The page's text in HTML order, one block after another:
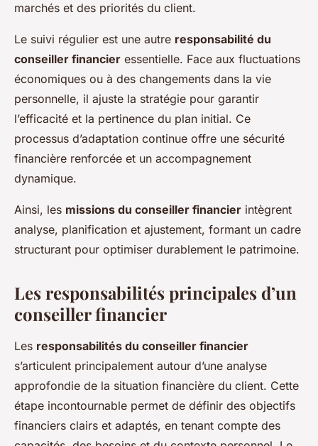
marchés et des priorités du client.
Le suivi régulier est une autre responsabilité du
conseiller financier essentielle. Face aux fluctuations
économiques ou à des changements dans la vie
personnelle, il ajuste la stratégie pour garantir
l’efficacité et la pertinence du plan initial. Ce
processus d’adaptation continue offre une sécurité
financière renforcée et un accompagnement
dynamique.
Ainsi, les missions du conseiller financier intègrent
analyse, planification et ajustement, formant un cadre
structurant pour optimiser durablement le patrimoine.
Les responsabilités principales d’un
conseiller financier
Les responsabilités du conseiller financier
s’articulent principalement autour d’une analyse
approfondie de la situation financière du client. Cette
étape incontournable permet de définir des objectifs
financiers clairs et adaptés, en tenant compte des